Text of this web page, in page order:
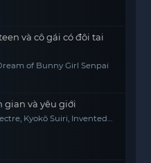
và cô gái có đôi tai
of Bunny Girl Senpai
gian và yêu giới
Kyokō Suiri, Invented